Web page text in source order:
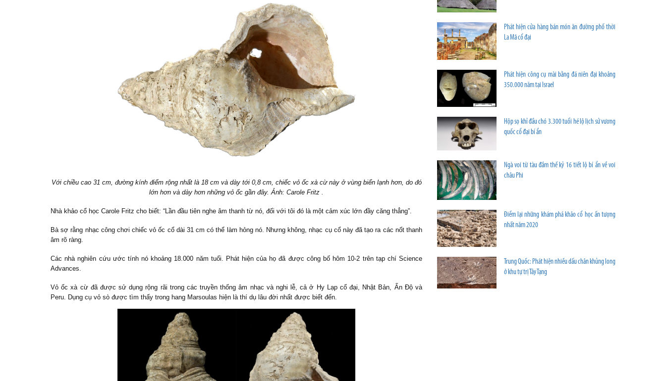
Với chiều cao 31 cm, đường kính điểm rộng nhất là 18 cm và dày tới 0,8 cm, chiếc vỏ ốc xà cừ này ở vùng biển lạnh hơn, do đó
lớn hơn và dày hơn những vỏ ốc gần đây. Ảnh: Carole Fritz .
Nhà khảo cổ học Carole Fritz cho biết: “Lần đầu tiên nghe âm thanh từ nó, đối với tôi đó là một cảm xúc lớn đầy căng thẳng”.
Bà sợ rằng nhạc công chơi chiếc vỏ ốc cổ dài 31 cm có thể làm hỏng nó. Nhưng không, nhạc cụ cổ này đã tạo ra các nốt thanh
âm rõ ràng.
Các nhà nghiên cứu ước tính nó khoảng 18.000 năm tuổi. Phát hiện của họ đã được công bố hôm 10-2 trên tạp chí Science
Advances.
Vỏ ốc xà cừ đã được sử dụng rộng rãi trong các truyền thống âm nhạc và nghi lễ, cả ở Hy Lạp cổ đại, Nhật Bản, Ấn Độ và
Peru. Dụng cụ vỏ sò được tìm thấy trong hang Marsoulas hiện là thí dụ lâu đời nhất được biết đến.
Phát hiện cửa hàng bán món ăn đường phố thời
La Mã cổ đại
Phát hiện công cụ mài bằng đá niên đại khoảng
350.000 năm tại Israel
Hộp sọ khỉ đầu chó 3.300 tuổi hé lộ lịch sử vương
quốc cổ đại bí ẩn
Ngà voi từ tàu đắm thế kỷ 16 tiết lộ bí ẩn về voi
châu Phi
Điểm lại những khám phá khảo cổ học ấn tượng
nhất năm 2020
Trung Quốc: Phát hiện nhiều dấu chân khủng long
ở khu tự trị Tây Tạng